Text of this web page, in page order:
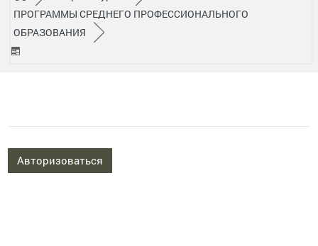
ПРОГРАММЫ СРЕДНЕГО ПРОФЕССИОНАЛЬНОГО
ОБРАЗОВАНИЯ
/►
Авторизоваться